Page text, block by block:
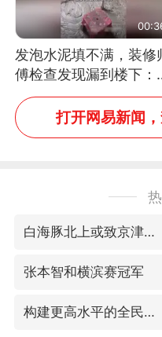
发泡水泥填不满，装修
傅检查发现漏到楼下：
风口未延伸到外墙
打开网易新闻
白海豚北上或致京津冀暴雨
张本智和横滨赛冠军
构建更高水平的全民健身公共服务体系